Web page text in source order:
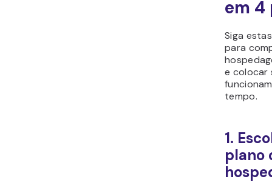
em 4
Siga
para
e colocar
tempo.
1.
plano